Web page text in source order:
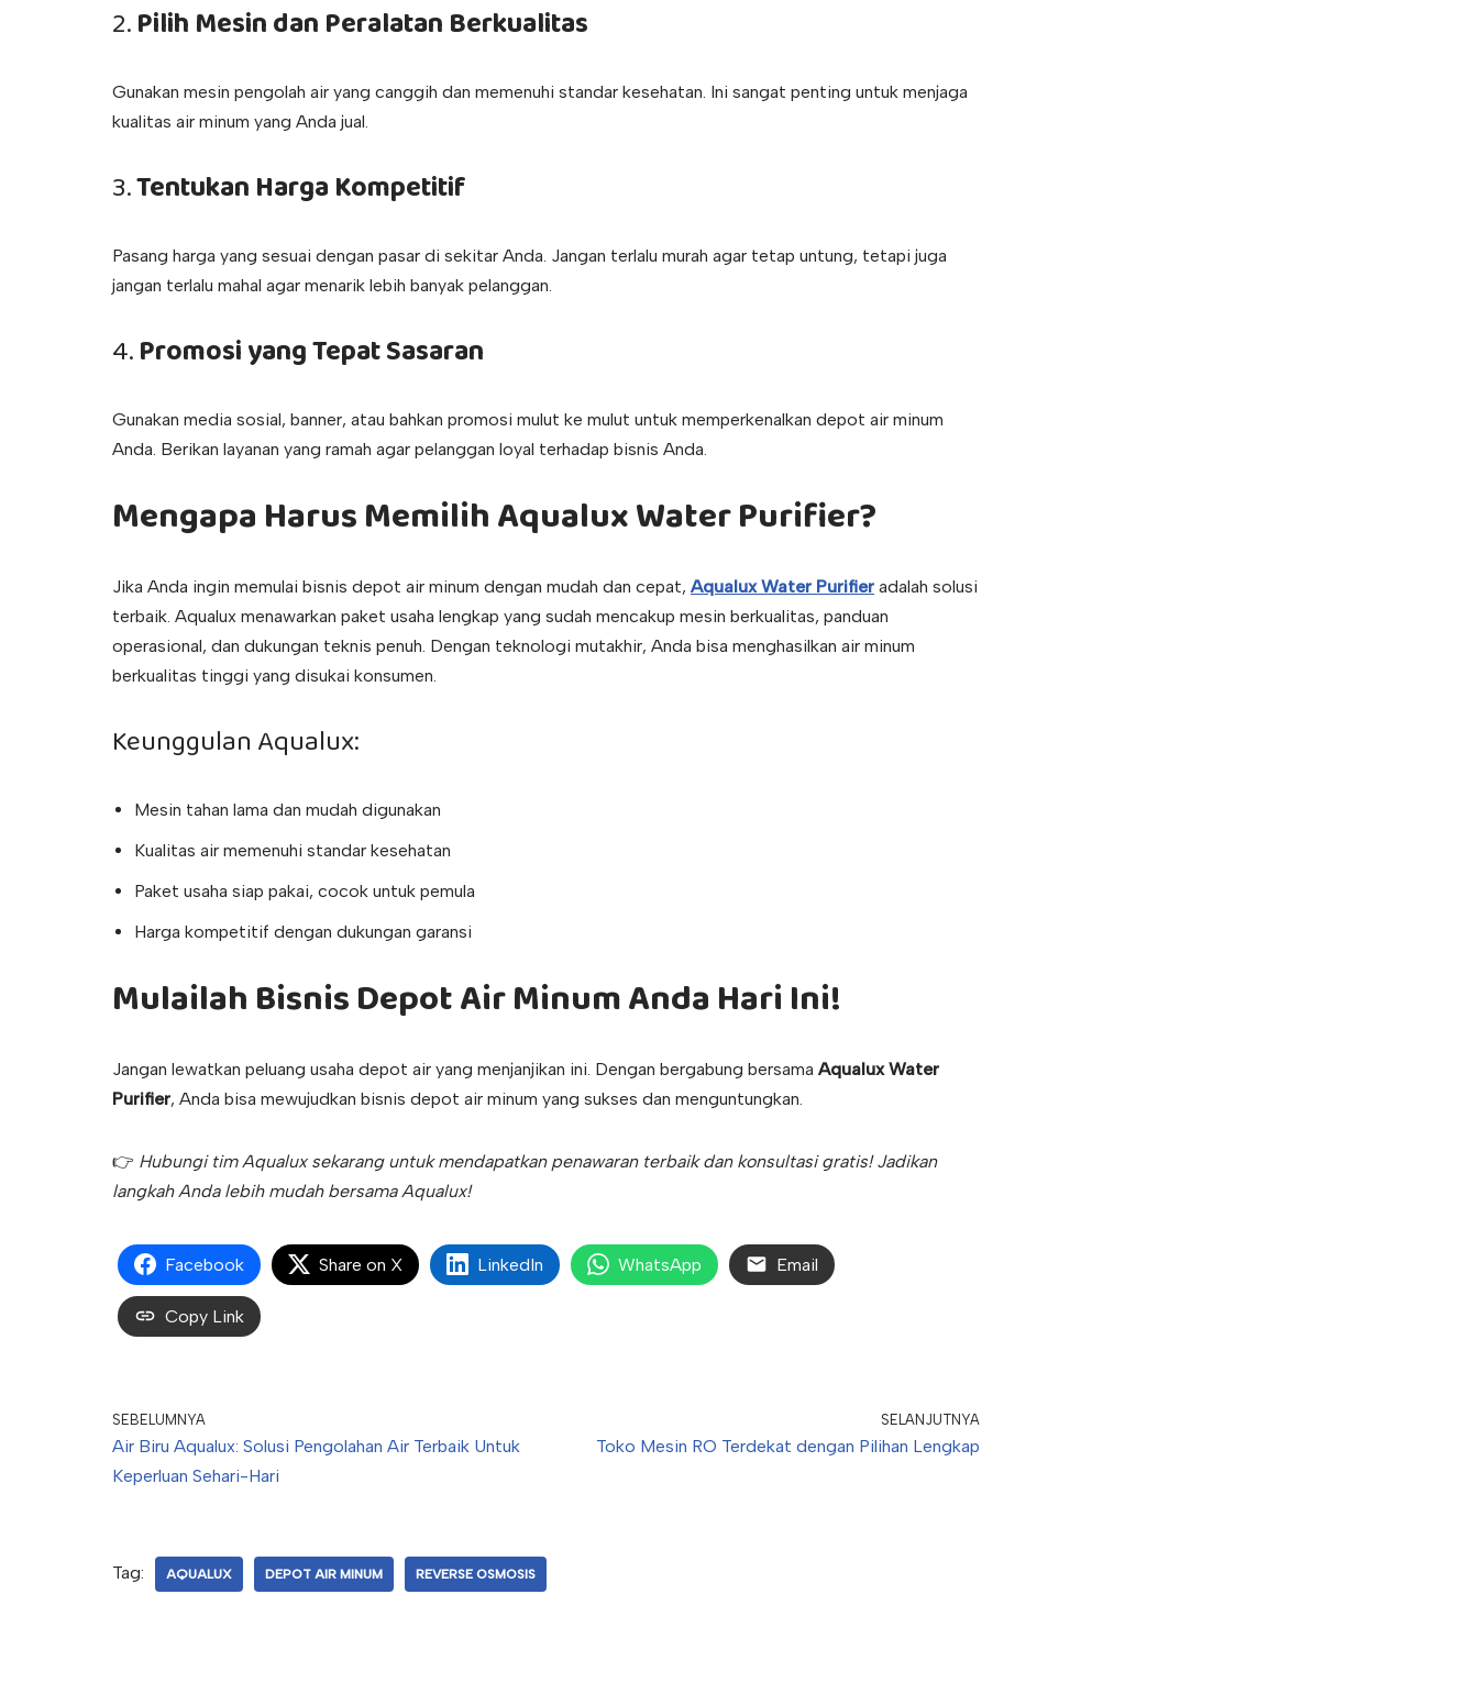
2.Pilih Mesin dan Peralatan Berkualitas
Gunakan mesin pengolah air yang canggih dan memenuhi standar kesehatan. Ini sangat penting untuk menjaga
kualitas air minum yang Anda jual.
3.Tentukan Harga Kompetitif
Pasang harga yang sesuai dengan pasar di sekitar Anda. Jangan terlalu murah agar tetap untung, tetapi juga
jangan terlalu mahal agar menarik lebih banyak pelanggan.
4.Promosi yang Tepat Sasaran
Gunakan media sosial, banner, atau bahkan promosi mulut ke mulut untuk memperkenalkan depot air minum
Anda. Berikan layanan yang ramah agar pelanggan loyal terhadap bisnis Anda.
Mengapa Harus Memilih Aqualux Water Purifier?
Jika Anda ingin memulai bisnis depot air minum dengan mudah dan cepat, Aqualux Water Purifier adalah solusi
terbaik. Aqualux menawarkan paket usaha lengkap yang sudah mencakup mesin berkualitas, panduan
operasional, dan dukungan teknis penuh. Dengan teknologi mutakhir, Anda bisa menghasilkan air minum
berkualitas tinggi yang disukai konsumen.
Keunggulan Aqualux:
Mesin tahan lama dan mudah digunakan
Kualitas air memenuhi standar kesehatan
Paket usaha siap pakai, cocok untuk pemula
Harga kompetitif dengan dukungan garansi
Mulailah Bisnis Depot Air Minum Anda Hari Ini!
Jangan lewatkan peluang usaha depot air yang menjanjikan ini. Dengan bergabung bersama Aqualux Water
Purifier, Anda bisa mewujudkan bisnis depot air minum yang sukses dan menguntungkan.
👉 Hubungi tim Aqualux sekarang untuk mendapatkan penawaran terbaik dan konsultasi gratis! Jadikan
langkah Anda lebih mudah bersama Aqualux!
Facebook Share on X LinkedIn WhatsApp Email
Copy Link
SEBELUMNYA
Air Biru Aqualux: Solusi Pengolahan Air Terbaik Untuk
Keperluan Sehari-Hari
SELANJUTNYA
Toko Mesin RO Terdekat dengan Pilihan Lengkap
Tag: AQUALUX DEPOT AIR MINUM REVERSE OSMOSIS